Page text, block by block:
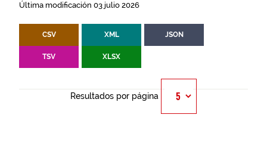
Última modificación 03 julio 2026
CSV XML JSON
TSV XLSX
Resultados por página